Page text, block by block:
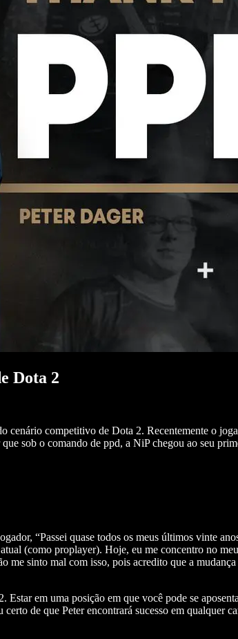
Dota 2
cenário competitivo de Dota 2. Recentemente o
sob o comando de ppd, a NiP chegou ao seu
“Passei quase todos os meus últimos vinte
(como proplayer). Hoje, eu me concentro no
me sinto mal com isso, pois acredito que a
em uma posição em que você pode se
de que Peter encontrará sucesso em qualquer